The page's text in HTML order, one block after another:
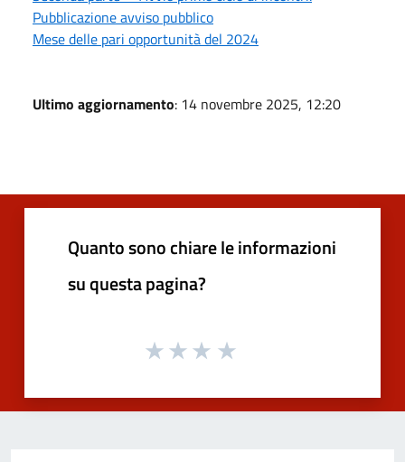
Pubblicazione avviso pubblico
Mese delle pari opportunità del 2024
Ultimo aggiornamento: 14 novembre 2025, 12:20
Quanto sono chiare le informazioni
su questa pagina?